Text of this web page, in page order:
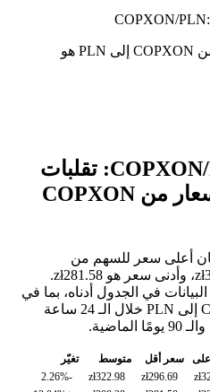
COPXON/PLN:
بيانات التحويل COPXON/PLN: تقلبات
القيمة وتغييرات الأسعار من COPXON
كان أعلى سعر للسهم من
COPXON إلى PLN هو zł328.65، وأدنى سعر هو zł281.58.
في الجدول أدناه، بما في
ذلك سعر السهم من COPXON إلى PLN خلال الـ 24 ساعة
سعر أقل متوسط
تغيّر
zł296.69
zł322.98
-2.26%